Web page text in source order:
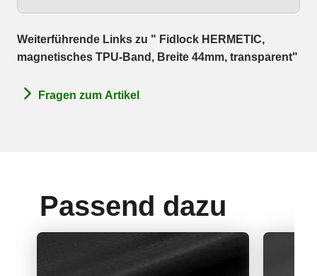
Weiterführende Links zu " Fidlock HERMETIC,
magnetisches TPU-Band, Breite 44mm, transparent"
Fragen zum Artikel
Passend dazu